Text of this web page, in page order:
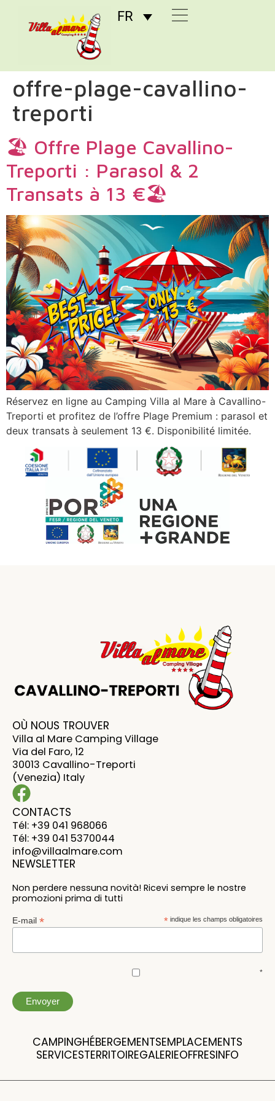
FR
offre-plage-cavallino-
treporti
🏖️ Offre Plage Cavallino-
Treporti : Parasol & 2
Transats à 13 €🏖️
Réservez en ligne au Camping Villa al Mare à Cavallino-
Treporti et profitez de l’offre Plage Premium : parasol et
deux transats à seulement 13 €. Disponibilité limitée.
OÙ NOUS TROUVER
Villa al Mare Camping Village
Via del Faro, 12
30013 Cavallino-Treporti
(Venezia) Italy
CONTACTS
Tél: +39 041 968066
Tél: +39 041 5370044
info@villaalmare.com
NEWSLETTER
Non perdere nessuna novità! Ricevi sempre le nostre
promozioni prima di tutti
* indique les champs obligatoires
E-mail *
*
CAMPINGHÉBERGEMENTSEMPLACEMENTS
SERVICESTERRITOIREGALERIEOFFRESINFO